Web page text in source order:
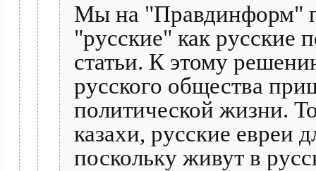
Мы на "Правдинформ"
"русские" как русские
статьи. К этому
русского общества
политической жизни.
казахи, русские евреи
поскольку живут в